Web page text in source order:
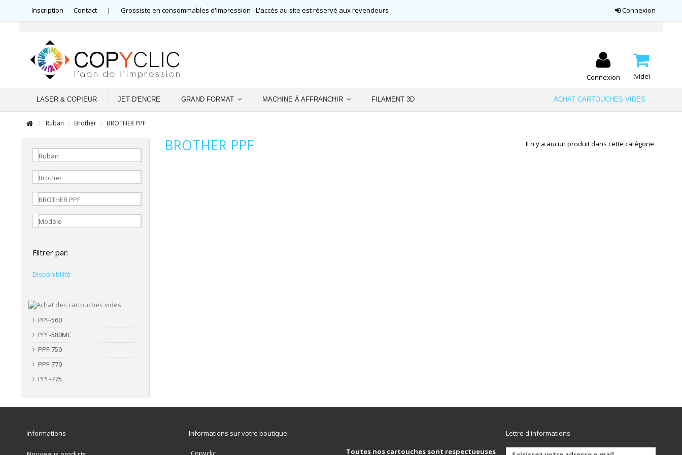
Connexion
Inscription Contact | Grossiste en consommables d'impression - L'accès au site est réservé aux revendeurs
(vide)
Connexion
LASER & COPIEUR JET D'ENCRE GRAND FORMAT MACHINE À AFFRANCHIR FILAMENT 3D ACHAT CARTOUCHES VIDES
Ruban Brother BROTHER PPF
Ruban
Brother
BROTHER PPF
Modèle
Filtrer par:
Disponibilité
PPF-560
PPF-580MC
PPF-750
PPF-770
PPF-775
BROTHER PPF Il n'y a aucun produit dans cette catégorie.
Informations Informations sur votre boutique
Copyclic
Lettre d'informations
-
Toutes nos cartouches sont respectueuses